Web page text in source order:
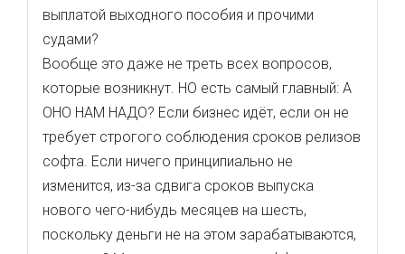
выплатой выходного пособия и прочими
судами?
Вообще это даже не треть всех вопросов,
которые возникнут. НО есть самый главный: А
ОНО НАМ НАДО? Если бизнес идёт, если он не
требует строгого соблюдения сроков релизов
софта. Если ничего принципиально не
изменится, из-за сдвига сроков выпуска
нового чего-нибудь месяцев на шесть,
поскольку деньги не на этом зарабатываются,